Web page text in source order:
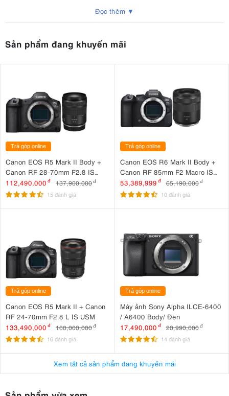
Đọc thêm ▼
Sản phẩm đang khuyến mãi
Trả góp online
Canon EOS R5 Mark II Body +
Canon RF 28-70mm F2.8 IS
STM
112,490,000 đ 137,900,000đ
15 đánh giá
Trả góp online
Canon EOS R6 Mark II Body +
Canon RF 85mm F2 Macro IS
STM
53,389,999 đ 65,190,000 đ
10 đánh giá
Trả góp online
Canon EOS R5 Mark II + Canon
RF 24-70mm F2.8 L IS USM
133,490,000 đ 160,000,000đ
16 đánh giá
Trả góp online
Máy ảnh Sony Alpha ILCE-6400
/ A6400 Body/ Đen
17,490,000 đ 20,990,000 đ
14 đánh giá
Xem tất cả sản phẩm đang khuyến mãi